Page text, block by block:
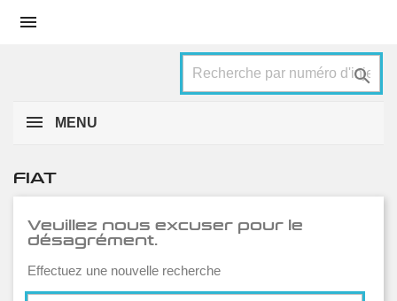


MENU
FIAT
Veuillez nous excuser pour le
désagrément.
Effectuez une nouvelle recherche